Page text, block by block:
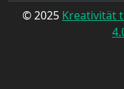
© 2025 Kreativität